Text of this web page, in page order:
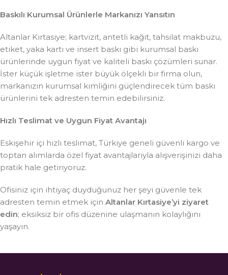
Baskılı Kurumsal Ürünlerle Markanızı Yansıtın
Altanlar Kırtasiye; kartvizit, antetli kağıt, tahsilat makbuzu,
etiket, yaka kartı ve insert baskı gibi kurumsal baskı
ürünlerinde uygun fiyat ve kaliteli baskı çözümleri sunar.
İster küçük işletme ister büyük ölçekli bir firma olun,
markanızın kurumsal kimliğini güçlendirecek tüm baskı
ürünlerini tek adresten temin edebilirsiniz.
Hızlı Teslimat ve Uygun Fiyat Avantajı
Eskişehir içi hızlı teslimat, Türkiye geneli güvenli kargo ve
toptan alımlarda özel fiyat avantajlarıyla alışverişinizi daha
pratik hale getiriyoruz.
Ofisiniz için ihtiyaç duyduğunuz her şeyi güvenle tek
adresten temin etmek için Altanlar Kırtasiye’yi ziyaret
edin; eksiksiz bir ofis düzenine ulaşmanın kolaylığını
yaşayın.